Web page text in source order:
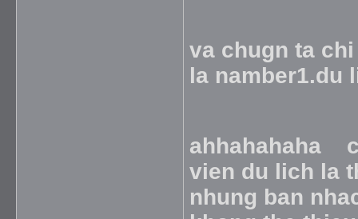
va chugn ta
la namber1.du
ahhahahaha
vien du lich la
nhung ban